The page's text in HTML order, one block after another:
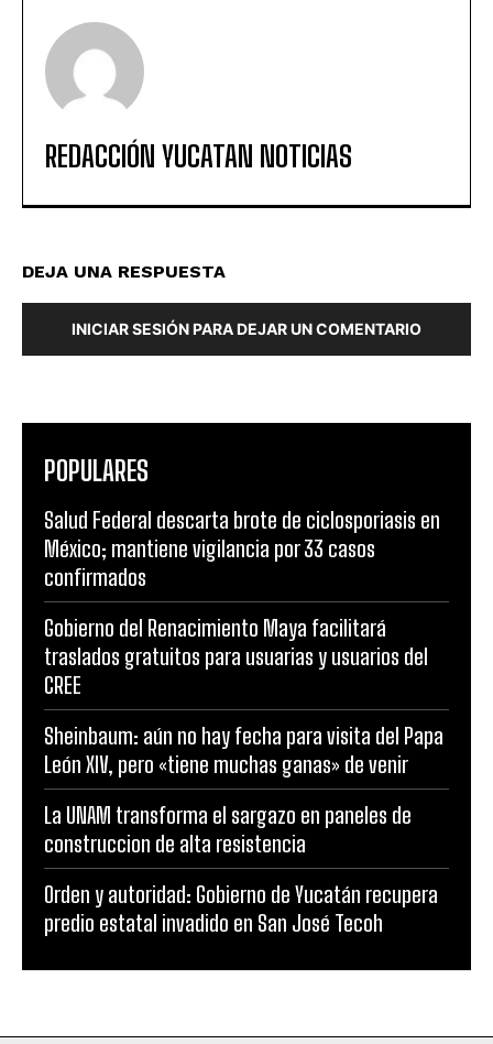
REDACCIÓN YUCATAN NOTICIAS
DEJA UNA RESPUESTA
INICIAR SESIÓN PARA DEJAR UN COMENTARIO
POPULARES
Salud Federal descarta brote de ciclosporiasis en
México; mantiene vigilancia por 33 casos
confirmados
Gobierno del Renacimiento Maya facilitará
traslados gratuitos para usuarias y usuarios del
CREE
Sheinbaum: aún no hay fecha para visita del Papa
León XIV, pero «tiene muchas ganas» de venir
La UNAM transforma el sargazo en paneles de
construccion de alta resistencia
Orden y autoridad: Gobierno de Yucatán recupera
predio estatal invadido en San José Tecoh